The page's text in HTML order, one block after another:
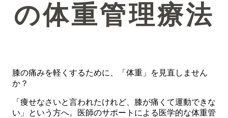
の体重管理療法
膝の痛みを軽くするために、「体重」を見直しません
か？
「痩せなさいと言われたけれど、膝が痛くて運動できな
い」という方へ。医師のサポートによる医学的な体重管